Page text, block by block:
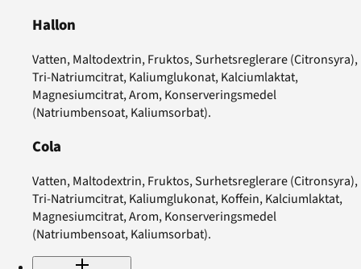
Hallon
Vatten, Maltodextrin, Fruktos, Surhetsreglerare (Citronsyra),
Tri-Natriumcitrat, Kaliumglukonat, Kalciumlaktat,
Magnesiumcitrat, Arom, Konserveringsmedel
(Natriumbensoat, Kaliumsorbat).
Cola
Vatten, Maltodextrin, Fruktos, Surhetsreglerare (Citronsyra),
Tri-Natriumcitrat, Kaliumglukonat, Koffein, Kalciumlaktat,
Magnesiumcitrat, Arom, Konserveringsmedel
(Natriumbensoat, Kaliumsorbat).